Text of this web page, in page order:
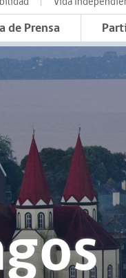
de Prensa